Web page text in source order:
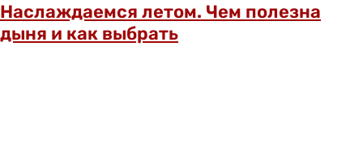
Наслаждаемся летом. Чем полезна
дыня и как выбрать